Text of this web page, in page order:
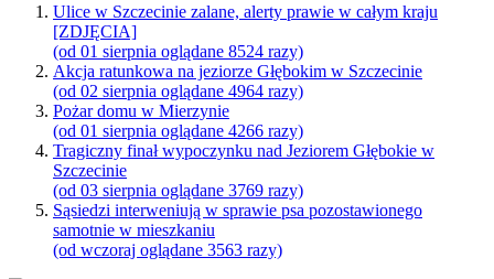
Ulice w Szczecinie zalane, alerty prawie w całym kraju
[ZDJĘCIA]
(od 01 sierpnia oglądane 8524 razy)
Akcja ratunkowa na jeziorze Głębokim w Szczecinie
(od 02 sierpnia oglądane 4964 razy)
Pożar domu w Mierzynie
(od 01 sierpnia oglądane 4266 razy)
Tragiczny finał wypoczynku nad Jeziorem Głębokie w
Szczecinie
(od 03 sierpnia oglądane 3769 razy)
Sąsiedzi interweniują w sprawie psa pozostawionego
samotnie w mieszkaniu
(od wczoraj oglądane 3563 razy)